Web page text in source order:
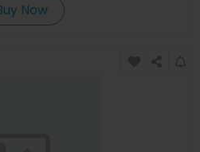
Now